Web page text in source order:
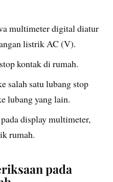
multimeter digital diatur
listrik AC (V).
kontak di rumah.
salah satu lubang stop
lubang yang lain.
display multimeter,
rumah.
pada